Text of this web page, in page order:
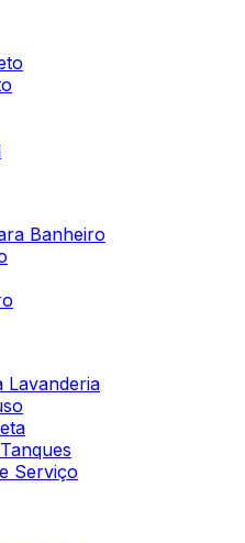
Banheiro
Lavanderia
Serviço